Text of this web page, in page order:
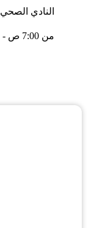
النادي الصحي
من 7:00 ص - 10:00 م